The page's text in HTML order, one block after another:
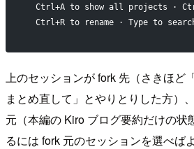
Ctrl+A to show all projects ·
Ctrl+R to rename · Type to
上のセッションが fork 先（さきほど
まとめ直して」とやりとりした方）
元（本編の Kiro ブログ要約だけの状
るには fork 元のセッションを選べば